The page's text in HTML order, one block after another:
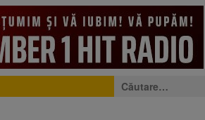
Caută
după: